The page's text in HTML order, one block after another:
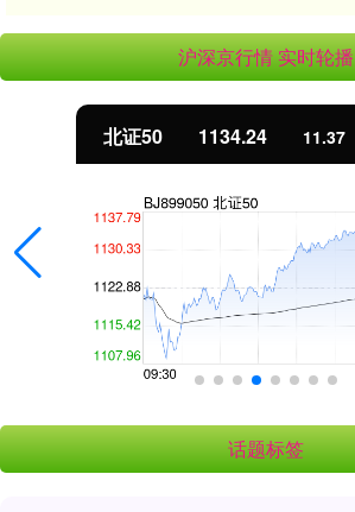
沪深京行情 实时轮播
北证50 1134.24 11.37
话题标签